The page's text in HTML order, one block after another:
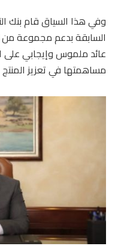
وفي هذا السياق قام بنك
السابقة بدعم مجموعة من
عائد ملموس وإيجابي على
مساهمتها في تعزيز